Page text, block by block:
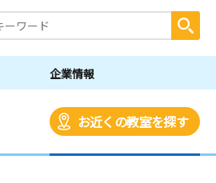
企業情報
お近くの教室を探す